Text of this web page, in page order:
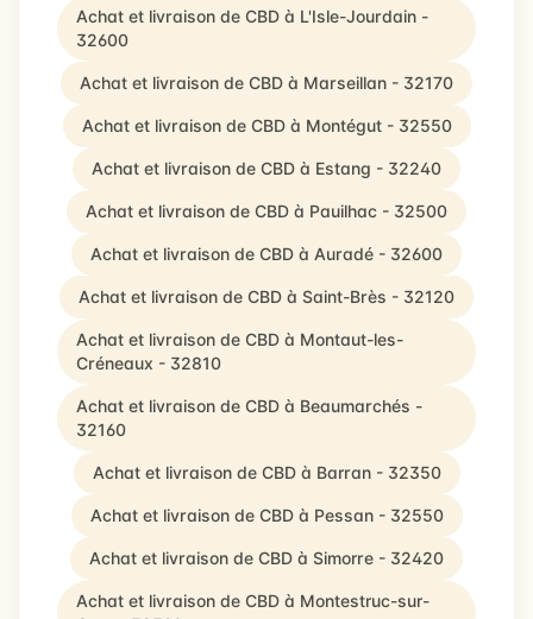
Achat et livraison de CBD à L'Isle-Jourdain -
32600
Achat et livraison de CBD à Marseillan - 32170
Achat et livraison de CBD à Montégut - 32550
Achat et livraison de CBD à Estang - 32240
Achat et livraison de CBD à Pauilhac - 32500
Achat et livraison de CBD à Auradé - 32600
Achat et livraison de CBD à Saint-Brès - 32120
Achat et livraison de CBD à Montaut-les-
Créneaux - 32810
Achat et livraison de CBD à Beaumarchés -
32160
Achat et livraison de CBD à Barran - 32350
Achat et livraison de CBD à Pessan - 32550
Achat et livraison de CBD à Simorre - 32420
Achat et livraison de CBD à Montestruc-sur-